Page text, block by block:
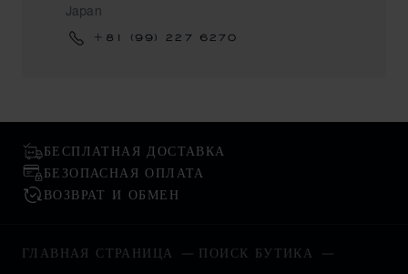
Japan
+81 (99) 227 6270
БЕСПЛАТНАЯ ДОСТАВКА
БЕЗОПАСНАЯ ОПЛАТА
ВОЗВРАТ И ОБМЕН
ГЛАВНАЯ СТРАНИЦА ПОИСК БУТИКА